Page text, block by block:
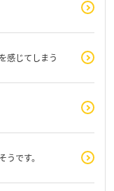
感じてしまう
です。